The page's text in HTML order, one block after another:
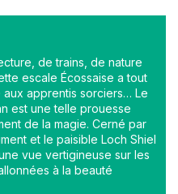
de trains, de nature
escale Écossaise a tout
apprentis sorciers… Le
est une telle prouesse
de la magie. Cerné par
et le paisible Loch Shiel
vue vertigineuse sur les
à la beauté